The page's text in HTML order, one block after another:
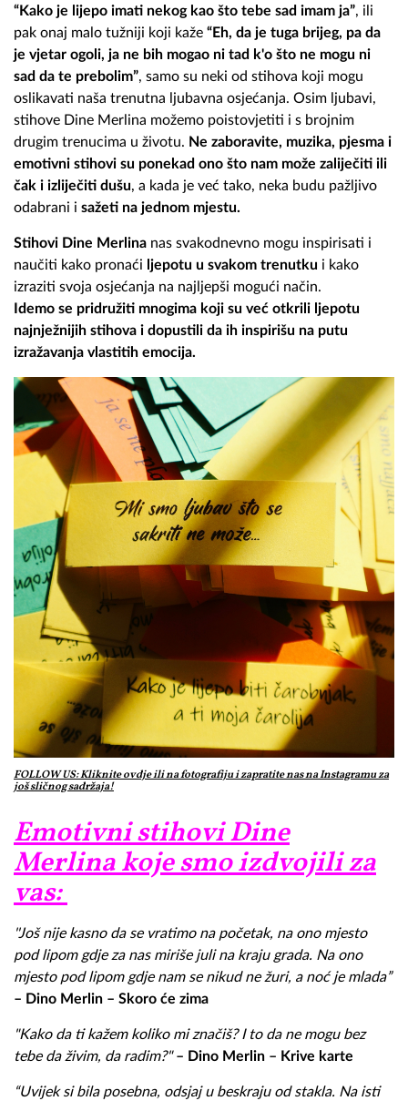
“Kako je lijepo imati nekog kao što tebe sad imam ja”, ili
pak onaj malo tužniji koji kaže “Eh, da je tuga brijeg, pa da
je vjetar ogoli, ja ne bih mogao ni tad k'o što ne mogu ni
sad da te prebolim”, samo su neki od stihova koji mogu
oslikavati naša trenutna ljubavna osjećanja. Osim ljubavi,
stihove Dine Merlina možemo poistovjetiti i s brojnim
drugim trenucima u životu. Ne zaboravite, muzika, pjesma i
emotivni stihovi su ponekad ono što nam može zaliječiti ili
čak i izliječiti dušu, a kada je već tako, neka budu pažljivo
odabrani i sažeti na jednom mjestu.
Stihovi Dine Merlina nas svakodnevno mogu inspirisati i
naučiti kako pronaći ljepotu u svakom trenutku i kako
izraziti svoja osjećanja na najljepši mogući način.
Idemo se pridružiti mnogima koji su već otkrili ljepotu
najnježnijih stihova i dopustili da ih inspirišu na putu
izražavanja vlastitih emocija.
FOLLOW US: Kliknite ovdje ili na fotografiju i zapratite nas na Instagramu za
još sličnog sadržaja!
Emotivni stihovi Dine
Merlina koje smo izdvojili za
vas:
''Još nije kasno da se vratimo na početak, na ono mjesto
pod lipom gdje za nas miriše juli na kraju grada. Na ono
mjesto pod lipom gdje nam se nikud ne žuri, a noć je mlada”
– Dino Merlin – Skoro će zima
"Kako da ti kažem koliko mi značiš? Ito da ne mogu bez
tebe da živim, da radim?" – Dino Merlin – Krive karte
“Uvijek si bila posebna, odsjaj u beskraju od stakla. Na isti